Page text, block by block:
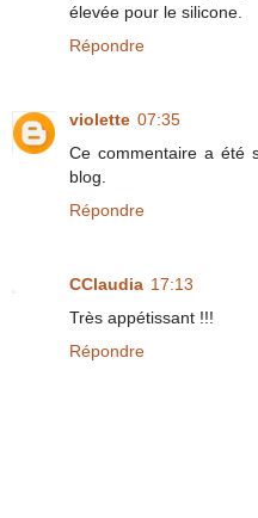
élevée pour le silicone.
Répondre
violette 07:35
Ce commentaire a été
blog.
Répondre
CClaudia 17:13
Très appétissant !!!
Répondre